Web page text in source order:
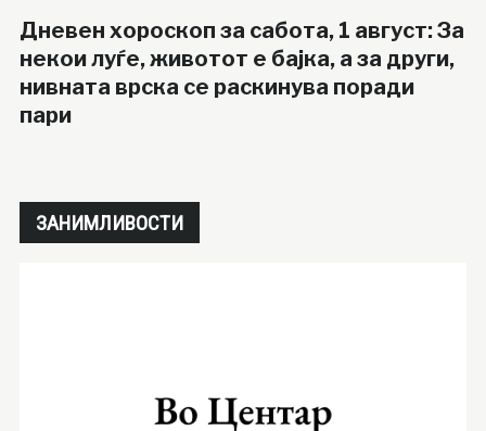
Дневен хороскоп за сабота, 1 август: За
некои луѓе, животот е бајка, а за други,
нивната врска се раскинува поради
пари
ЗАНИМЛИВОСТИ